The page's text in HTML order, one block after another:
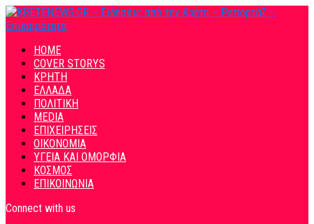
HOME
COVER STORYS
ΚΡΗΤΗ
ΕΛΛΑΔΑ
ΠΟΛΙΤΙΚΗ
MEDIA
ΕΠΙΧΕΙΡΗΣΕΙΣ
ΟΙΚΟΝΟΜΙΑ
ΥΓΕΙΑ ΚΑΙ ΟΜΟΡΦΙΑ
ΚΟΣΜΟΣ
ΕΠΙΚΟΙΝΩΝΙΑ
Connect with us